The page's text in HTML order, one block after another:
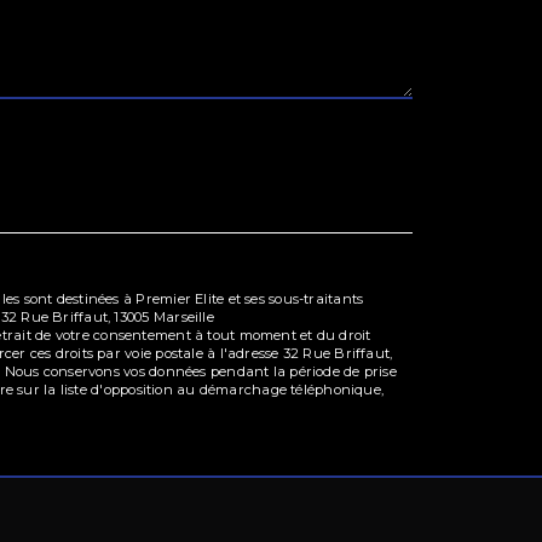
sont destinées à Premier Elite et ses sous-traitants
Rue Briffaut, 13005 Marseille
de votre consentement à tout moment et du droit
ces droits par voie postale à l'adresse 32 Rue Briffaut,
conservons vos données pendant la période de prise
sur la liste d'opposition au démarchage téléphonique,